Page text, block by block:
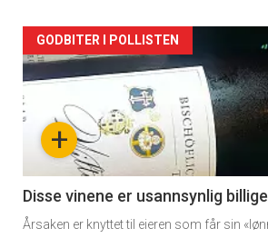
Forsiden
akkurat
nå
2
+
GODBITER I POLLISTEN
Disse vinene er usannsynlig billige
Årsaken er knyttet til eieren som får sin